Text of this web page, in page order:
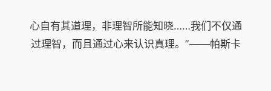
心自有其道理，非理智所能知晓……我们不仅通
过理智，而且通过心来认识真理。”——帕斯卡